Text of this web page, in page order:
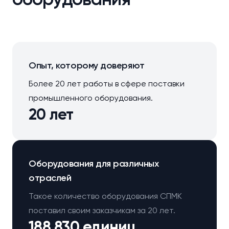
20 лет
Опыт, которому доверяют
Более 20 лет работы в сфере поставки
промышленного оборудования.
Оборудования для различных
отраслей
Такое количество оборудования СПМК
поставил своим заказчикам за 20 лет.